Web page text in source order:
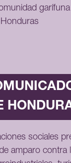
sociales
amparo contra